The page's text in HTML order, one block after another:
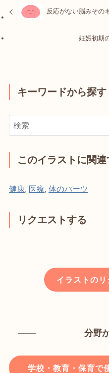
反応がない脳みその
妊娠初期
キーワードから探す
このイラストに関
健康, 医療, 体のパーツ
リクエストする
イラストの
分野
学校・教育・保育で